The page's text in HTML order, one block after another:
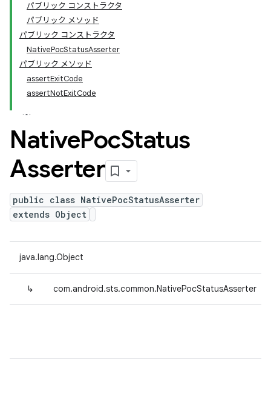
パブリック コンストラクタ
パブリック メソッド
パブリック コンストラクタ
NativePocStatusAsserter
パブリック メソッド
assertExitCode
assertNotExitCode
NativePocStatus
Asserter
public class NativePocStatusAsserter
extends Object
java.lang.Object
↳ com.android.sts.common.NativePocStatusAsserter